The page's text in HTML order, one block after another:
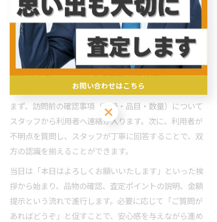
のトラブルを防ぎ、買取の流れが格段にスムーズになり
ます。こうした実践的な対話例を参考にすることで、出
張買取の満足度を高めることができます。
出張買取をスムーズにする会話の流れ紹介
出張買取の現場では、効率的な会話の流れが重要です。
まず、訪問前の確認事項（日時・品目・数量）について
スタッフから利用者へ連絡が入ります。次に、利用者が
不明点を質問し、スタッフが丁寧に回答することで、双
方の認識を揃えることができます。
当日は「本日はよろしくお願いいたします」といった挨
拶から始まり、品物の確認、査定ポイントの説明、金額
提示という流れで進行します。必要に応じて「ご質問が
あればどうぞ」と促すことで、安心感を与えながら進め
お問い合わせはこちら
お問い合わせはこちら